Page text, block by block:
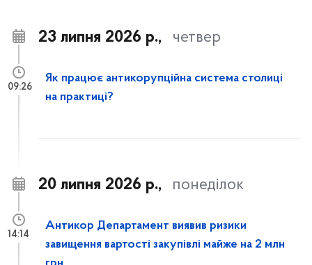
23 липня 2026 р., четвер
Як працює антикорупційна система столиці
на практиці?
09:26
20 липня 2026 р., понеділок
Антикор Департамент виявив ризики
завищення вартості закупівлі майже на 2 млн
14:14